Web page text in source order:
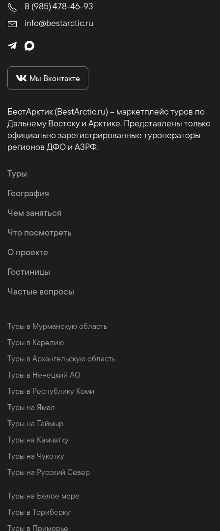
8 (985) 478-46-93
info@bestarctic.ru
Мы Вконтакте
БестАрктик (BestArctic.ru) – маркетплейс туров по
Дальнему Востоку и Арктике. Представлены только
официально зарегистрированные туроператоры
регионов ДФО и АЗРФ.
Туры
География
Чем заняться
Что посмотреть
О проекте
Гостиницы
Частые вопросы
Туры в Мурманскую область
Туры в Карелию
Туры в Архангельскую область
Туры в Ненецкий АО
Туры в Республику Коми
Туры на Ямал
Туры на Таймыр
Туры на Камчатку
Туры на Чукотку
Туры на Русский Север
Туры на Белое море
Туры в Териберку
Туры в Приморье